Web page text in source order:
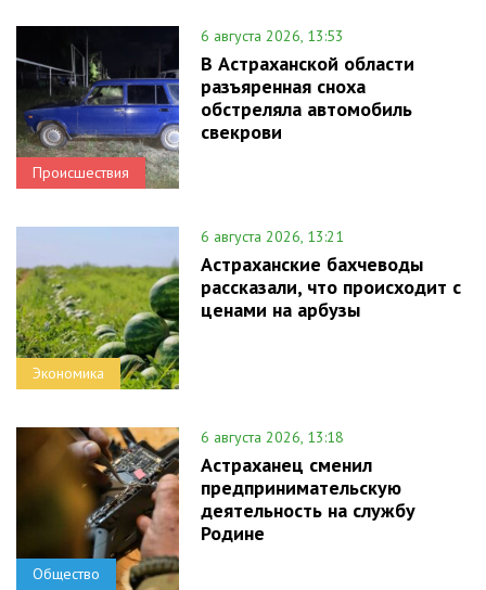
Происшествия
6 августа 2026, 13:53
В Астраханской области
разъяренная сноха
обстреляла автомобиль
свекрови
Экономика
6 августа 2026, 13:21
Астраханские бахчеводы
рассказали, что происходит с
ценами на арбузы
Общество
6 августа 2026, 13:18
Астраханец сменил
предпринимательскую
деятельность на службу
Родине